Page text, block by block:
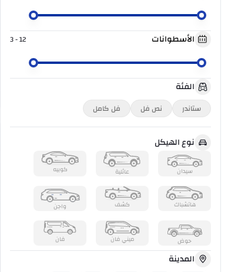
الأسطوانات 3 - 12
الفئة
ستاندر نص فل فل كامل
نوع الهيكل
سيدان عائلية كوبيه
هاتشباك كشف واجن
حوض ميني فان فان
المدينة